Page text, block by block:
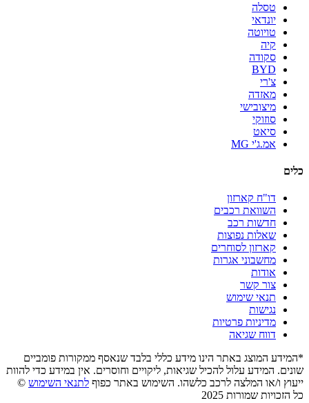
טסלה
יונדאי
טויוטה
קיה
סקודה
BYD
צ'רי
מאזדה
מיצובישי
סוזוקי
סיאט
אמ.ג'י MG
כלים
דו"ח קארזון
השוואת רכבים
חדשות רכב
שאלות נפוצות
קארזון לסוחרים
מחשבוני אגרות
אודות
צור קשר
תנאי שימוש
נגישות
מדיניות פרטיות
דווח שגיאה
*המידע המוצג באתר הינו מידע כללי בלבד שנאסף ממקורות פומביים
שונים. המידע עלול להכיל שגיאות, ליקויים וחוסרים. אין במידע כדי להוות
ייעוץ ו/או המלצה לרכב כלשהו. השימוש באתר כפוף לתנאי השימוש ©
כל הזכויות שמורות 2025